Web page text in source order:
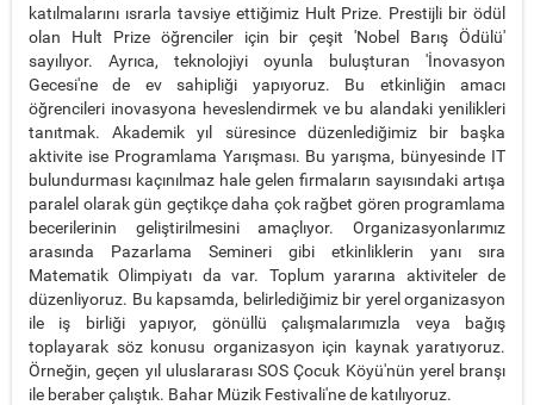
katılmalarını ısrarla tavsiye ettiğimiz Hult Prize. Prestijli bir ödül
olan Hult Prize öğrenciler için bir çeşit 'Nobel Barış Ödülü'
sayılıyor. Ayrıca, teknolojiyi oyunla buluşturan 'İnovasyon
Gecesi'ne de ev sahipliği yapıyoruz. Bu etkinliğin amacı
öğrencileri inovasyona heveslendirmek ve bu alandaki yenilikleri
tanıtmak. Akademik yıl süresince düzenlediğimiz bir başka
aktivite ise Programlama Yarışması. Bu yarışma, bünyesinde IT
bulundurması kaçınılmaz hale gelen firmaların sayısındaki artışa
paralel olarak gün geçtikçe daha çok rağbet gören programlama
becerilerinin geliştirilmesini amaçlıyor. Organizasyonlarımız
arasında Pazarlama Semineri gibi etkinliklerin yanı sıra
Matematik Olimpiyatı da var. Toplum yararına aktiviteler de
düzenliyoruz. Bu kapsamda, belirlediğimiz bir yerel organizasyon
ile iş birliği yapıyor, gönüllü çalışmalarımızla veya bağış
toplayarak söz konusu organizasyon için kaynak yaratıyoruz.
Örneğin, geçen yıl uluslararası SOS Çocuk Köyü'nün yerel branşı
ile beraber çalıştık. Bahar Müzik Festivali'ne de katılıyoruz.